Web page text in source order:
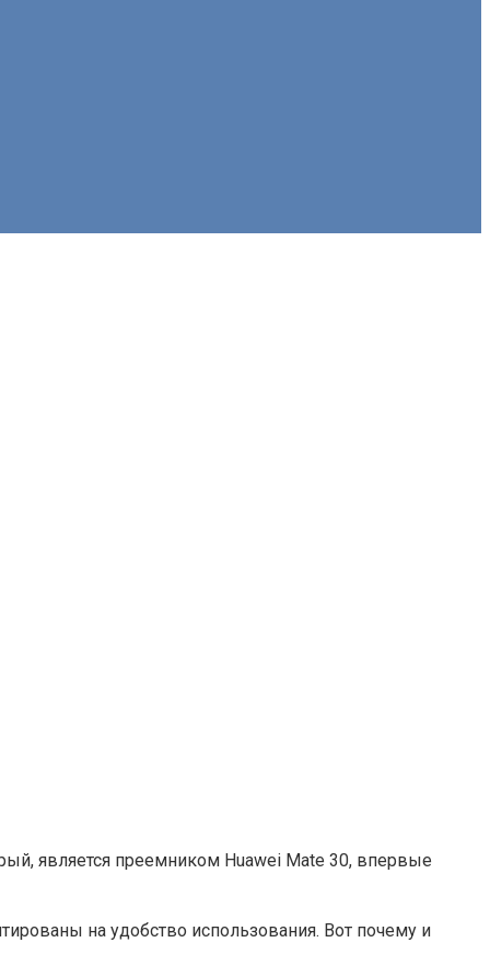
является преемником Huawei Mate 30, впервые
на удобство использования. Вот почему и